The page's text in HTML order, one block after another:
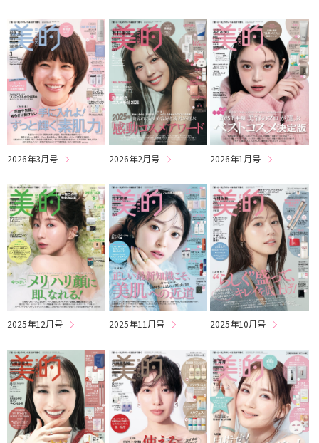
2026年3月号 2026年2月号 2026年1月号
2025年12月号 2025年11月号 2025年10月号